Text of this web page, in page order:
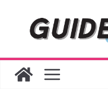
สด ดอก
ภัณฑ์คร
และขอ
บริการ